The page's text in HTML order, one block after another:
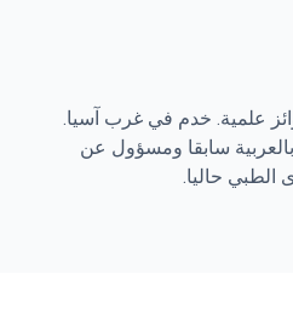
عام. حاصل على 4 جوائز علمية. خدم في غرب آسيا.
سابقا ومسؤول عن
الطبي حاليا.